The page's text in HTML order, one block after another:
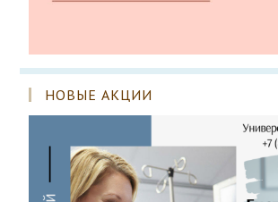
НОВЫЕ АКЦИИ